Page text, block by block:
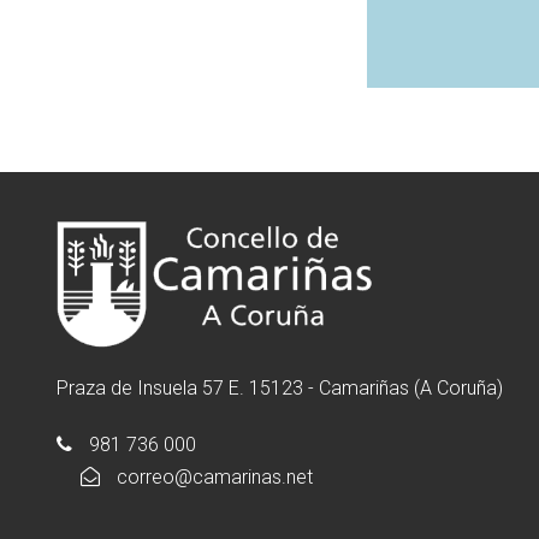
Praza de Insuela 57 E. 15123 - Camariñas (A Coruña)
981 736 000
correo@camarinas.net